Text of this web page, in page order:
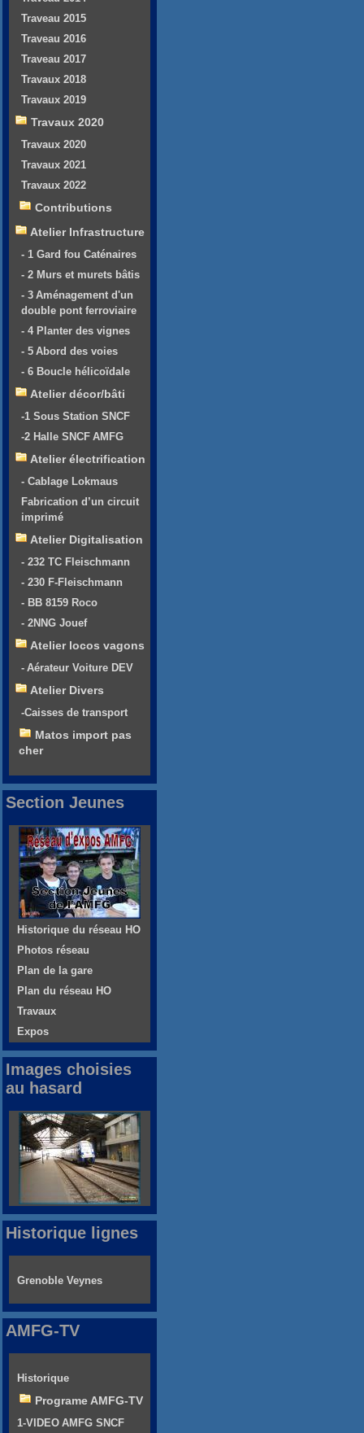
Traveau 2015
Traveau 2016
Traveau 2017
Travaux 2018
Travaux 2019
Travaux 2020
Travaux 2020
Travaux 2021
Travaux 2022
Contributions
Atelier Infrastructure
- 1 Gard fou Caténaires
- 2 Murs et murets bâtis
- 3 Aménagement d'un
double pont ferroviaire
- 4 Planter des vignes
- 5 Abord des voies
- 6 Boucle hélicoïdale
Atelier décor/bâti
-1 Sous Station SNCF
-2 Halle SNCF AMFG
Atelier électrification
- Cablage Lokmaus
Fabrication d’un circuit
imprimé
Atelier Digitalisation
- 232 TC Fleischmann
- 230 F-Fleischmann
- BB 8159 Roco
- 2NNG Jouef
Atelier locos vagons
- Aérateur Voiture DEV
Atelier Divers
-Caisses de transport
Matos import pas
cher
Section Jeunes
Historique du réseau HO
Photos réseau
Plan de la gare
Plan du réseau HO
Travaux
Expos
Images choisies
au hasard
Historique lignes
Grenoble Veynes
AMFG-TV
Historique
Programe AMFG-TV
1-VIDEO AMFG SNCF